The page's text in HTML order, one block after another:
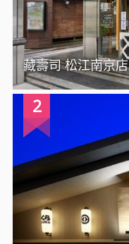
藏壽司 松江南京店
2